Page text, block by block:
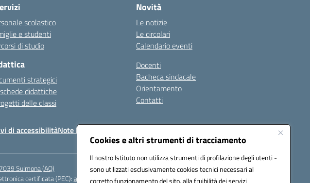
Cookies e altri strumenti di tracciamento
Il nostro Istituto non utilizza strumenti di profilazione degli utenti -
sono utilizzati esclusivamente cookies tecnici necessari al
corretto funzionamento del sito, alla fruibilità dei servizi
scolastico
e studenti
di studio
strategici
didattiche
delle classi
Novità
Le notizie
Le circolari
Calendario eventi
Docenti
Bacheca sindacale
Orientamento
Contatti
di accessibilitàNote legali
Sulmona (AQ)
certificata (PEC):aqis01900g@pec.istruzione.it